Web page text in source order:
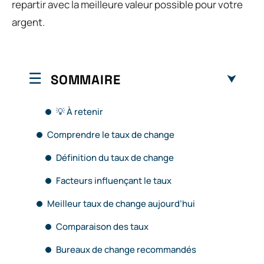
repartir avec la meilleure valeur possible pour votre
argent.
SOMMAIRE
💡 À retenir
Comprendre le taux de change
Définition du taux de change
Facteurs influençant le taux
Meilleur taux de change aujourd’hui
Comparaison des taux
Bureaux de change recommandés